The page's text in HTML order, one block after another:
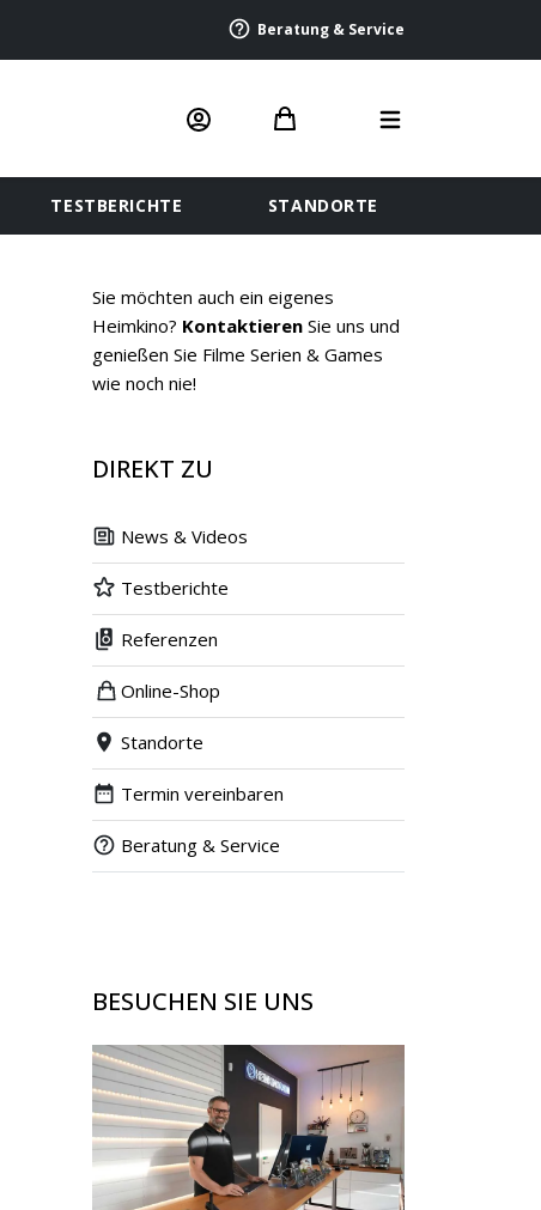
Beratung & Service
TESTBERICHTE STANDORTE
Sie möchten auch ein eigenes
Heimkino? Kontaktieren Sie uns und
genießen Sie Filme Serien & Games
wie noch nie!
DIREKT ZU
News & Videos
Testberichte
Referenzen
Online-Shop
Standorte
Termin vereinbaren
Beratung & Service
BESUCHEN SIE UNS